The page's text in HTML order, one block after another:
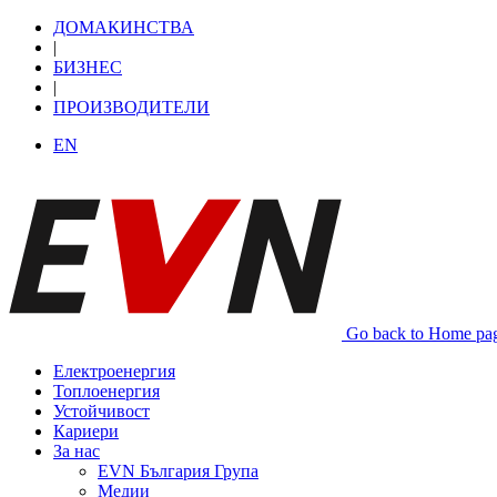
ДОМАКИНСТВА
|
БИЗНЕС
|
ПРОИЗВОДИТЕЛИ
EN
Go back to Home
Електроенергия
Топлоенергия
Устойчивост
Кариери
За нас
EVN България Група
Медии